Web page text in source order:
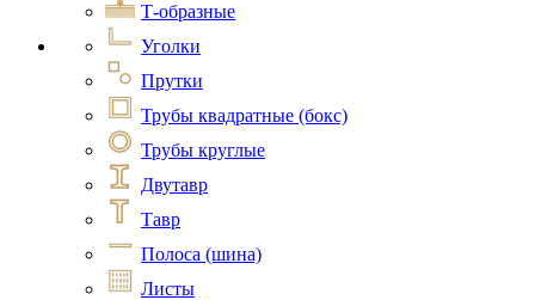
Т-образные
Уголки
Прутки
Трубы квадратные (бокс)
Трубы круглые
Двутавр
Тавр
Полоса (шина)
Листы